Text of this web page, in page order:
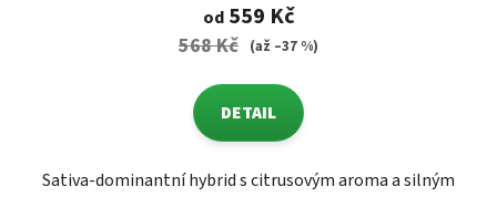
od559 Kč
568 Kč (až –37 %)
DETAIL
Sativa-dominantní hybrid s citrusovým aroma a silným